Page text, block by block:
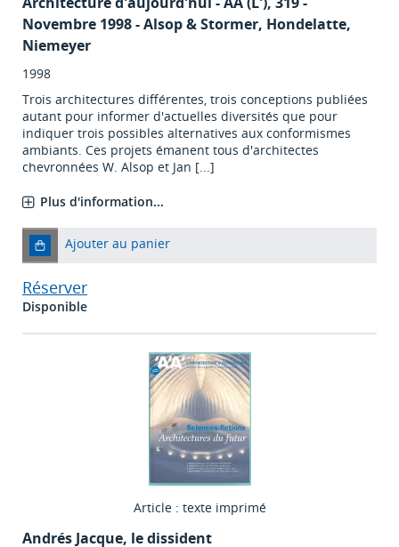
Novembre 1998 - Alsop & Stormer, Hondelatte,
Niemeyer
1998
Trois architectures différentes, trois conceptions publiées
autant pour informer d'actuelles diversités que pour
indiquer trois possibles alternatives aux conformismes
ambiants. Ces projets émanent tous d'architectes
chevronnées W. Alsop et Jan [...]
Plus d'information...
Ajouter au panier
Réserver
Disponible
Article : texte imprimé
Andrés Jacque, le dissident